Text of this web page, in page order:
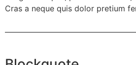
Cras a neque quis dolor pretium